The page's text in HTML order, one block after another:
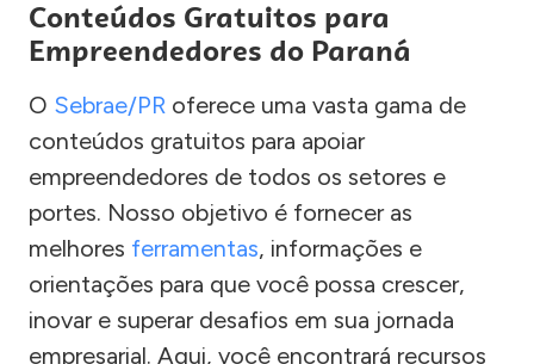
Conteúdos Gratuitos para
Empreendedores do Paraná
O Sebrae/PR oferece uma vasta gama de
conteúdos gratuitos para apoiar
empreendedores de todos os setores e
portes. Nosso objetivo é fornecer as
melhores ferramentas, informações e
orientações para que você possa crescer,
inovar e superar desafios em sua jornada
empresarial. Aqui, você encontrará recursos